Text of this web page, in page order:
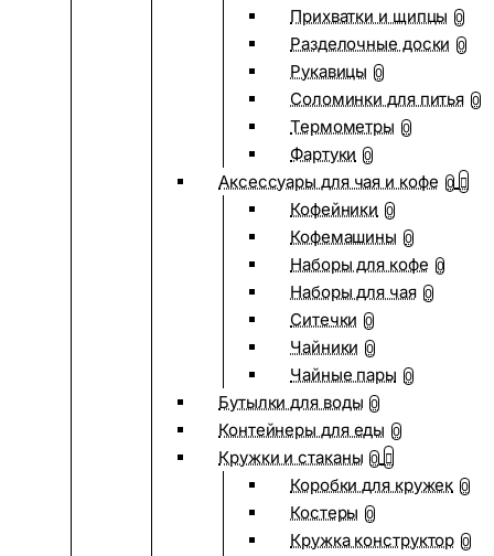
Прихватки и щипцы 0
Разделочные доски 0
Рукавицы 0
Соломинки для питья 0
Термометры 0
Фартуки 0
Аксессуары для чая и кофе 0
Кофейники 0
Кофемашины 0
Наборы для кофе 0
Наборы для чая 0
Ситечки 0
Чайники 0
Чайные пары 0
Бутылки для воды 0
Контейнеры для еды 0
Кружки и стаканы 0
Коробки для кружек 0
Костеры 0
Кружка конструктор 0